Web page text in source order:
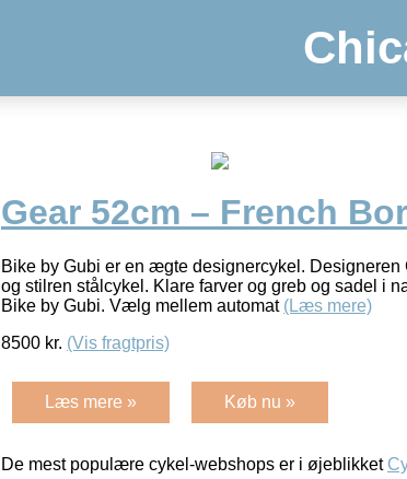
Gear 52cm – French
Bike by Gubi er en ægte designercykel.
og stilren stålcykel. Klare farver og greb og sadel i
Bike by Gubi. Vælg mellem automat (Læs mere)
8500 kr. (Vis fragtpris)
Læs mere » Køb nu »
De mest populære cykel-webshops er i øjeblikket